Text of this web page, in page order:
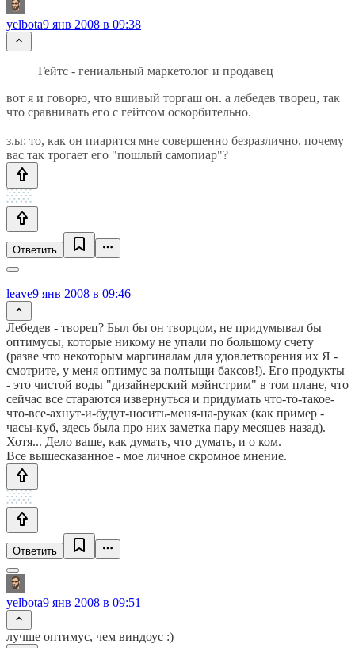
yelbota9 янв 2008 в 09:38
Гейтс - гениальный маркетолог и продавец
вот я и говорю, что вшивый торгаш он. а лебедев творец, так
что сравнивать его с гейтсом оскорбительно.
з.ы: то, как он пиарится мне совершенно безразлично. почему
вас так трогает его "пошлый самопиар"?
Ответить
leave9 янв 2008 в 09:46
Лебедев - творец? Был бы он творцом, не придумывал бы
оптимусы, которые никому не упали по большому счету
(разве что некоторым маргиналам для удовлетворения их Я -
смотрите, у меня оптимус за полтыщи баксов!). Его продукты
- это чистой воды "дизайнерский мэйнстрим" в том плане, что
сейчас все стараются извернуться и придумать что-то-такое-
что-все-ахнут-и-будут-носить-меня-на-руках (как пример -
часы-куб, здесь была про них заметка пару месяцев назад).
Хотя... Дело ваше, как думать, что думать, и о ком.
Все вышесказанное - мое личное скромное мнение.
Ответить
yelbota9 янв 2008 в 09:51
лучше оптимус, чем виндоус :)